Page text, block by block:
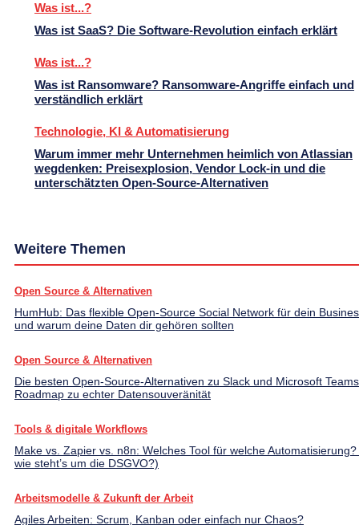
Was ist...?
Was ist SaaS? Die Software-Revolution einfach erklärt
Was ist...?
Was ist Ransomware? Ransomware-Angriffe einfach und
verständlich erklärt
Technologie, KI & Automatisierung
Warum immer mehr Unternehmen heimlich von Atlassian
wegdenken: Preisexplosion, Vendor Lock-in und die
unterschätzten Open-Source-Alternativen
Weitere Themen
Open Source & Alternativen
HumHub: Das flexible Open-Source Social Network für dein
und warum deine Daten dir gehören sollten
Open Source & Alternativen
Die besten Open-Source-Alternativen zu Slack und Microsoft
Roadmap zu echter Datensouveränität
Tools & digitale Workflows
Make vs. Zapier vs. n8n: Welches Tool für welche
wie steht’s um die DSGVO?)
Arbeitsmodelle & Zukunft der Arbeit
Agiles Arbeiten: Scrum, Kanban oder einfach nur Chaos?